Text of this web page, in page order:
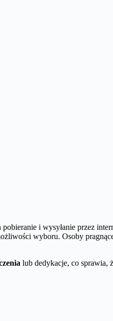
pobieranie i wysyłanie przez
wyboru. Osoby
lub dedykacje, co sprawia,